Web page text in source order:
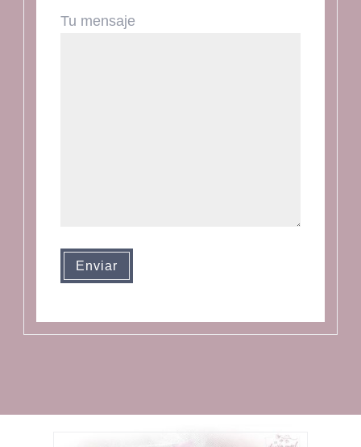
Tu mensaje
Enviar